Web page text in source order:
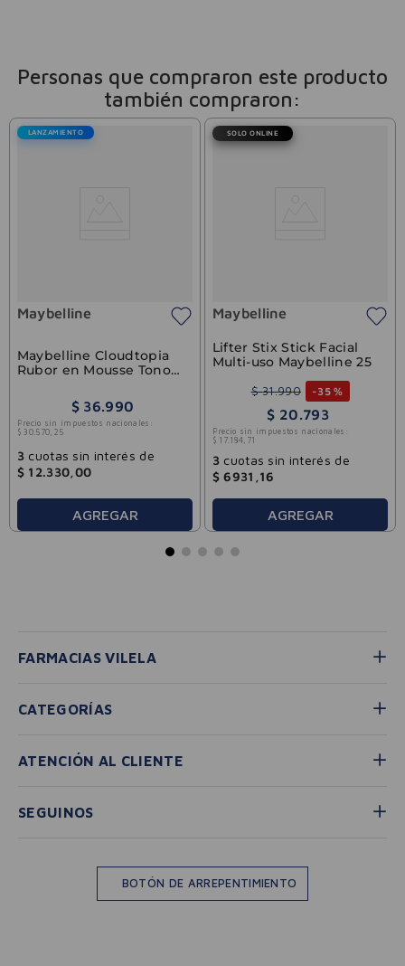
Personas que compraron este producto
también compraron:
LANZAMIENTO
Maybelline
Maybelline Cloudtopia
Rubor en Mousse Tono
$ 36.990
Precio sin impuestos nacionales:
$ 30. 570 25
3cuotas sin interés de
$ 12.330 00
AGREGAR
SOLO ONLINE
Maybelline
Lifter Stix Stick Facial
Multi-uso Maybelline 25
$ 31.990 -35 %
$ 20.793
Precio sin impuestos nacionales:
$ 17. 184 71
3cuotas sin interés de
$ 6931 16
AGREGAR
FARMACIAS VILELA
CATEGORÍAS
ATENCIÓN AL CLIENTE
SEGUINOS
BOTÓN DE ARREPENTIMIENTO